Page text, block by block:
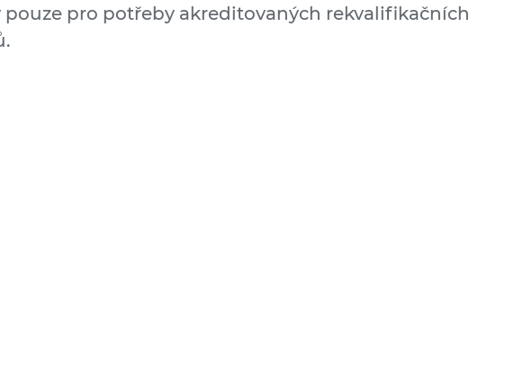
pro potřeby akreditovaných rekvalifikačních